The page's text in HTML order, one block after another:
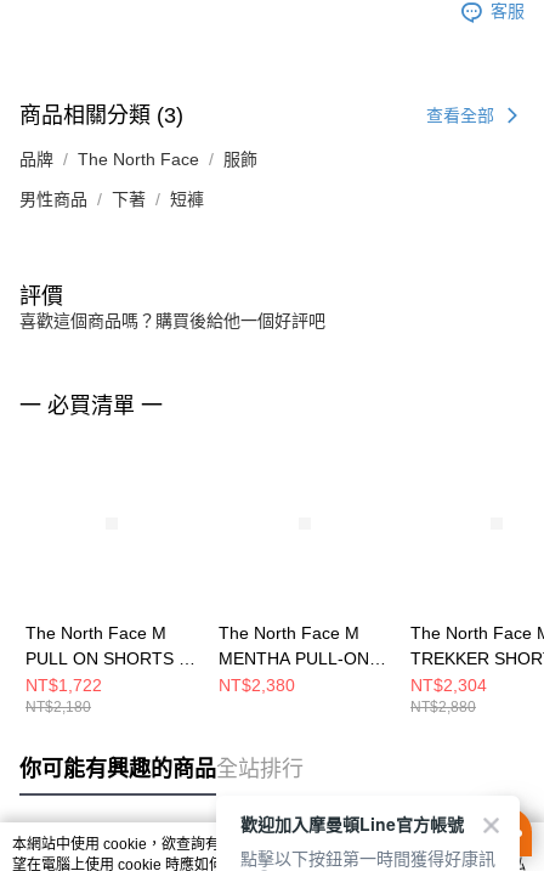
客服
商品相關分類 (3) 查看全部
品牌 The North Face 服飾
男性商品 下著 短褲
評價
喜歡這個商品嗎？購買後給他一個好評吧
一 必買清單 一
The North Face M
PULL ON SHORTS -
AP 男 短褲
NF0A7WB7JK3
NT$1,722
NT$2,180
The North Face M
MENTHA PULL-ON
SHORT - AP 男 短褲
NT$2,380
The North Face
TREKKER
AP 男 短褲
NF0A8AV64H0
NT$2,304
NT$2,880
你可能有興趣的商品全站排行
熱門標籤
本網站中使用 cookie，欲查詢有關本網站使用 cookie 方式之詳情，及若您不希
望在電腦上使用 cookie 時應如何變更電腦的 cookie 設定，請參閱本網站「
隱私
歡迎加入摩曼頓Line官方帳號
點擊以下按鈕第一時間獲得好康訊